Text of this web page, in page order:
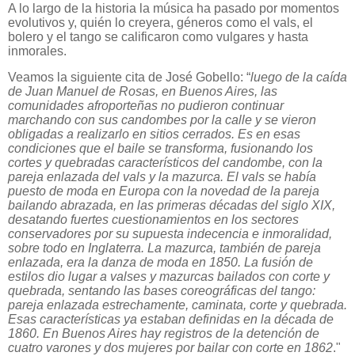
A lo largo de la historia la música ha pasado por momentos
evolutivos y, quién lo creyera, géneros como el vals, el
bolero y el tango se calificaron como vulgares y hasta
inmorales.
Veamos la siguiente cita de José Gobello: “luego de la caída
de Juan Manuel de Rosas, en Buenos Aires, las
comunidades afroporteñas no pudieron continuar
marchando con sus candombes por la calle y se vieron
obligadas a realizarlo en sitios cerrados. Es en esas
condiciones que el baile se transforma, fusionando los
cortes y quebradas característicos del candombe, con la
pareja enlazada del vals y la mazurca. El vals se había
puesto de moda en Europa con la novedad de la pareja
bailando abrazada, en las primeras décadas del siglo XIX,
desatando fuertes cuestionamientos en los sectores
conservadores por su supuesta indecencia e inmoralidad,
sobre todo en Inglaterra. La mazurca, también de pareja
enlazada, era la danza de moda en 1850. La fusión de
estilos dio lugar a valses y mazurcas bailados con corte y
quebrada, sentando las bases coreográficas del tango:
pareja enlazada estrechamente, caminata, corte y quebrada.
Esas características ya estaban definidas en la década de
1860. En Buenos Aires hay registros de la detención de
cuatro varones y dos mujeres por bailar con corte en 1862."